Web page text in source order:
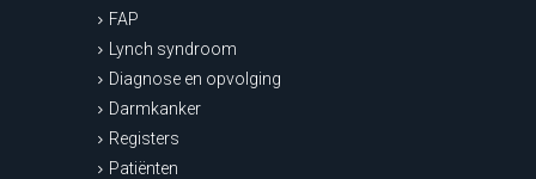
FAP
Lynch syndroom
Diagnose en opvolging
Darmkanker
Registers
Patiënten